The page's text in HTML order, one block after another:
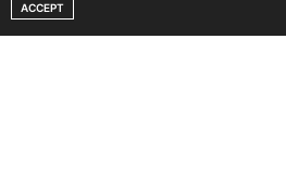
broccoli. Skär upp lagom
ACCEPT